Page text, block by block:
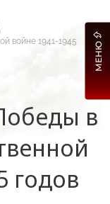
войне 1941-1945
в
годов
МЕНЮ